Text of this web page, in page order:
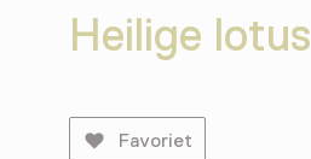
Heilige lotus
Favoriet